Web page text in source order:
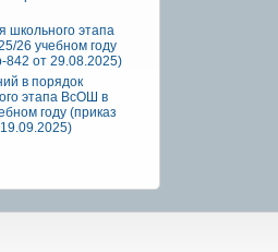
школьного этапа
26 учебном году
от 29.08.2025)
в порядок
этапа ВсОШ в
году (приказ